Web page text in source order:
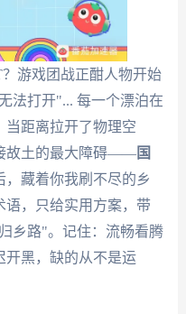
游戏团战正酣人物开始
法打开"... 每一个漂泊在
当距离拉开了物理空
故土的最大障碍——国
，藏着你我刷不尽的乡
语，只给实用方案，带
乡路"。记住：流畅看腾
开黑，缺的从不是运